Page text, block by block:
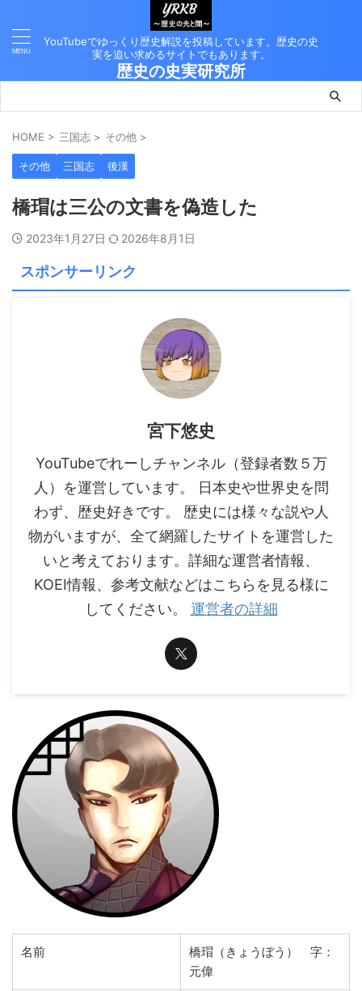
YouTubeでゆっくり歴史解説を投稿しています。歴史の史
実を追い求めるサイトでもあります。
歴史の史実研究所
HOME > 三国志 > その他 >
その他 三国志 後漢
橋瑁は三公の文書を偽造した
2023年1月27日 2026年8月1日
スポンサーリンク
宮下悠史
YouTubeでれーしチャンネル（登録者数５万
人）を運営しています。 日本史や世界史を問
わず、歴史好きです。 歴史には様々な説や人
物がいますが、全て網羅したサイトを運営した
いと考えております。詳細な運営者情報、
KOEI情報、参考文献などはこちらを見る様に
してください。 運営者の詳細
名前
橋瑁（きょうぼう） 字：
元偉